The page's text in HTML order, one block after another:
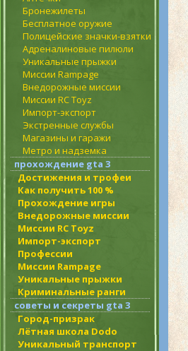
Бронежилеты
Бесплатное оружие
Полицейские значки-взятки
Адреналиновые пилюли
Уникальные прыжки
Миссии Rampage
Внедорожные миссии
Миссии RC Toyz
Импорт-экспорт
Экстренные службы
Магазины и гаражи
Метро и надземка
прохождение gta 3
Достижения и трофеи
Как получить 100 %
Прохождение игры
Внедорожные миссии
Миссии RC Toyz
Импорт-экспорт
Профессии
Миссии Rampage
Уникальные прыжки
Криминальные ранги
советы и секреты gta 3
Город-призрак
Лётная школа Dodo
Уникальный транспорт